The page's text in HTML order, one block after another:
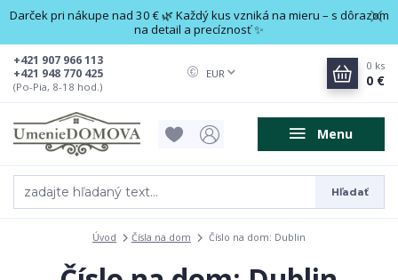
Darček pri nákupe nad 30 € 🌿 Každý kus vzniká na mieru – s dôrazom
na detail a precíznosť ✨
Menu
EUR
Hľadať
+421 948 770 425
+421 907 966 113
(Po-Pia, 8-18 hod.)
0 ks
0 €
Úvod Čísla na dom Číslo na dom: Dublin